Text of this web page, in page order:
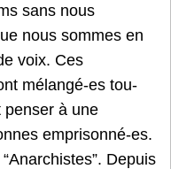
sans nous
nous sommes en
voix. Ces
mélangé-es tou-
penser à une
emprisonné-es.
Depuis